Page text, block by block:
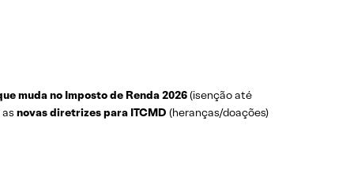
muda no Imposto de Renda 2026(isenção até
novas diretrizes para ITCMD (heranças/doações)